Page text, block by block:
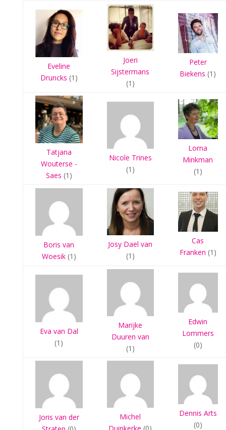
Eveline
Druncks (1)
Joeri
Sijstermans
(1)
Peter
Biekens (1)
Tatjana
Wouterse -
Saes (1)
Nicole Trines
(1)
Lorna
Minkman
(1)
Boris van
Woesik(1)
Josy Dael van
(1)
Cas
Franken (1)
Eva van Dal
(1)
Marijke
Duuren van
(1)
Edwin
Lommers
(0)
Joris van der
Michel
Dennis Arts
(0)